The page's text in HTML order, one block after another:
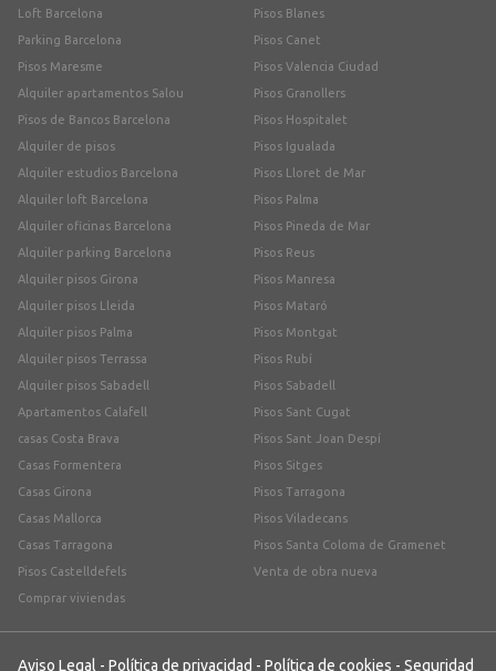
Loft Barcelona
Parking Barcelona
Pisos Maresme
Alquiler apartamentos Salou
Pisos de Bancos Barcelona
Alquiler de pisos
Alquiler estudios Barcelona
Alquiler loft Barcelona
Alquiler oficinas Barcelona
Alquiler parking Barcelona
Alquiler pisos Girona
Alquiler pisos Lleida
Alquiler pisos Palma
Alquiler pisos Terrassa
Alquiler pisos Sabadell
Apartamentos Calafell
casas Costa Brava
Casas Formentera
Casas Girona
Casas Mallorca
Casas Tarragona
Pisos Castelldefels
Comprar viviendas
Pisos Blanes
Pisos Canet
Pisos Valencia Ciudad
Pisos Granollers
Pisos Hospitalet
Pisos Igualada
Pisos Lloret de Mar
Pisos Palma
Pisos Pineda de Mar
Pisos Reus
Pisos Manresa
Pisos Mataró
Pisos Montgat
Pisos Rubí
Pisos Sabadell
Pisos Sant Cugat
Pisos Sant Joan Despí
Pisos Sitges
Pisos Tarragona
Pisos Viladecans
Pisos Santa Coloma de Gramenet
Venta de obra nueva
Aviso Legal - Política de privacidad - Política de cookies - Seguridad